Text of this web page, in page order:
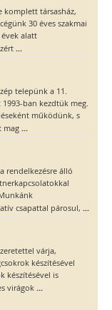
komplett társasház,
30 éves szakmai
alatt
...
telepünk a 11.
ban kezdtük meg.
működünk, s
mag ...
rendelkezésre álló
csapattal párosul, ...
várja,
készítésével
készítésével is
virágok ...